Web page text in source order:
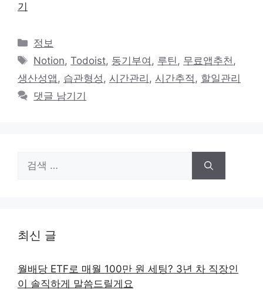
기
카
테
리
정보
태
그
Notion,Todoist, 동기부여 , 루틴, 무료앱추천,
생산성앱, 습관형성, 시간관리 , 시간추적, 할일관리
댓글 남기기
색:
최신 글
월배당 ETF로 매월 100만 원 세팅? 3년 차 직장인
이 솔직하게 말씀드릴게요